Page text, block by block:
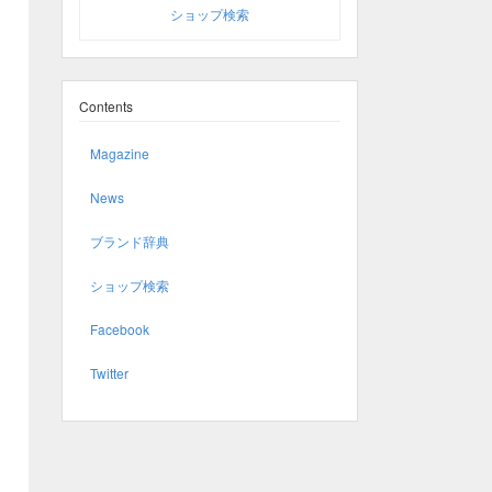
ショップ検索
Contents
Magazine
News
ブランド辞典
ショップ検索
Facebook
Twitter